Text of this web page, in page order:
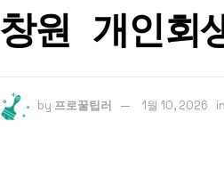
창원 개인회
by 프로꿀팁러 1월 10, 2026 in